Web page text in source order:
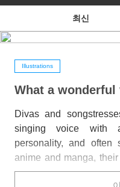
최신
Illustrations
What a
Divas and
singing voice with
personality, and often
anime and manga,
they often carry an